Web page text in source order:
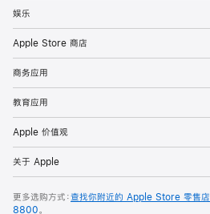
娱乐
Apple Store 商店
商务应用
教育应用
Apple 价值观
关于 Apple
更多选购方式：查找你附近的 Apple Store 零售店
8800。